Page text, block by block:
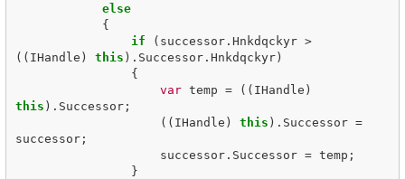
else
{
if
( successor. Hnkdqckyr >
(( IHandle ) this ). Successor. Hnkdqckyr)
{
var temp = (( IHandle )
this ). Successor;
(( IHandle ) this ). Successor =
successor;
successor. Successor = temp ;
}